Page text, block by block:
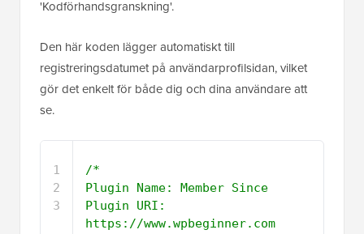
'Kodförhandsgranskning'.
Den här koden lägger automatiskt till
registreringsdatumet på användarprofilsidan, vilket
gör det enkelt för både dig och dina användare att
se.
1
2
3
/*
Plugin Name: Member Since
Plugin URI:
https://www.wpbeginner.com